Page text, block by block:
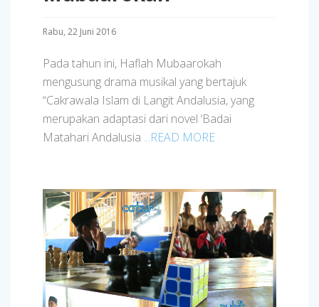
Rabu, 22 Juni 2016
Pada tahun ini, Haflah Mubaarokah
mengusung drama musikal yang bertajuk
“Cakrawala Islam di Langit Andalusia, yang
merupakan adaptasi dari novel ‘Badai
Matahari Andalusia ...READ MORE